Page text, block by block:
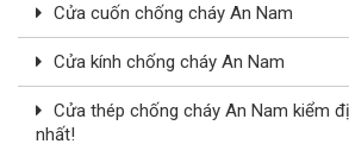
Cửa cuốn chống cháy An Nam
Cửa kính chống cháy An Nam
Cửa thép chống cháy An Nam kiểm
nhất!